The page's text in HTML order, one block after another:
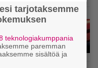
tarjotaksemme
teknologiakumppania
paremman
sisältöä ja